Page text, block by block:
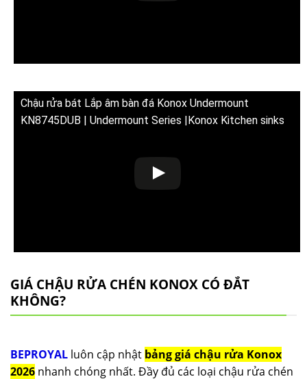
Chậu rửa bát Lắp âm bàn đá Konox Undermount
KN8745DUB | Undermount Series |Konox Kitchen sinks
GIÁ CHẬU RỬA CHÉN KONOX CÓ ĐẮT
KHÔNG?
BEPROYAL luôn cập nhật bảng giá chậu rửa Konox
2026 nhanh chóng nhất. Đầy đủ các loại chậu rửa chén